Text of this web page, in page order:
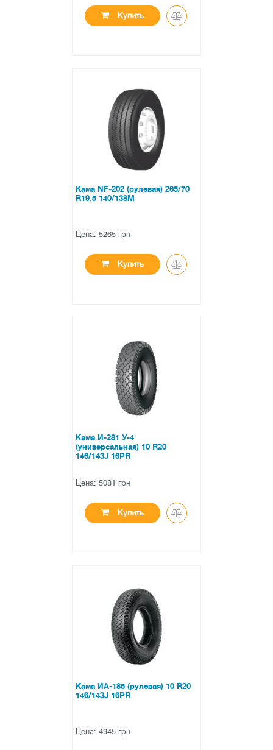
Купить
0 отзывов
Кама NF-202 (рулевая) 265/70
R19.5 140/138M
Цена: 5265 грн
Купить
0 отзывов
Кама И-281 У-4
(универсальная) 10 R20
146/143J 16PR
Цена: 5081 грн
Купить
0 отзывов
Кама ИА-185 (рулевая) 10 R20
146/143J 16PR
Цена: 4945 грн